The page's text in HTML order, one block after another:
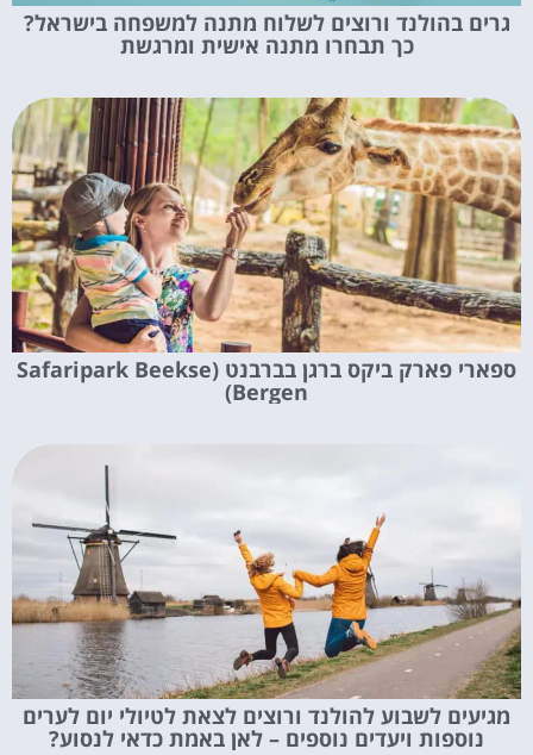
גרים בהולנד ורוצים לשלוח מתנה למשפחה בישראל?
כך תבחרו מתנה אישית ומרגשת
ספארי פארק ביקס ברגן בברבנט (Safaripark Beekse
Bergen)
מגיעים לשבוע להולנד ורוצים לצאת לטיולי יום לערים
נוספות ויעדים נוספים – לאן באמת כדאי לנסוע?